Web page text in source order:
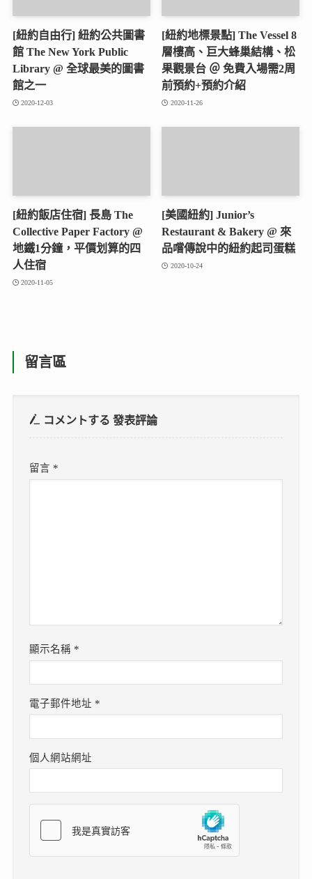
[紐約自由行] 紐約公共圖書
館 The New York Public
Library @ 全球最美的圖書
館之一
2020-12-03
[紐約地標景點] The Vessel 8
層樓高、巨大蜂巢結構、松
果觀景台 ＠ 免費入場需2周
前預約+預約介紹
2020-11-26
[紐約飯店住宿] 長島 The
Collective Paper Factory @
地鐵1分鐘，平價划算的四
人住宿
2020-11-05
[美國紐約] Junior’s
Restaurant & Bakery @ 來
品嚐傳說中的紐約起司蛋糕
2020-10-24
留言區
コメントする發表評論
留言 *
顯示名稱 *
電子郵件地址 *
個人網站網址